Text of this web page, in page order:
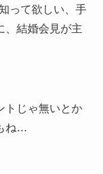
って欲しい、手
、結婚会見が主
トじゃ無いとか
ね…